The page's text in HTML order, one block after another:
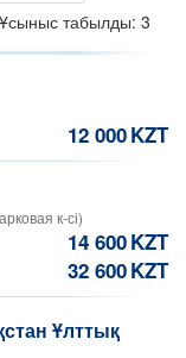
Ұсыныс табылды: 3
12 000KZT
к-сі)
14 600KZT
32 600KZT
Ұлттық